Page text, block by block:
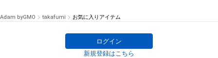
Adam byGMO takafumi お気に入りアイテム
ログイン
新規登録はこちら